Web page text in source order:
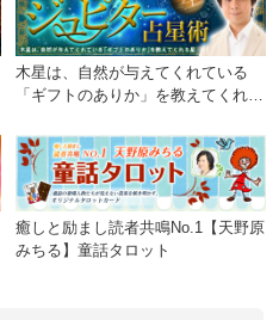
木星は、自然が与えてくれている
「ギフトのありか」を教えてくれる
癒しと励まし読者共鳴No.1【天野原
みちる】童話タロット